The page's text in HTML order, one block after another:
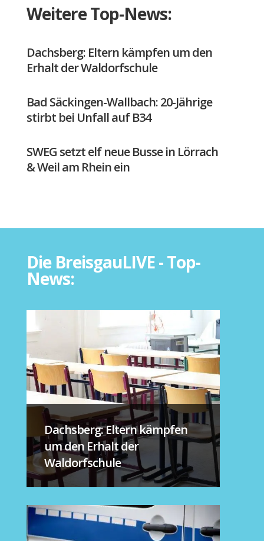
Weitere Top-News:
Dachsberg: Eltern kämpfen um den
Erhalt der Waldorfschule
Bad Säckingen-Wallbach: 20-Jährige
stirbt bei Unfall auf B34
SWEG setzt elf neue Busse in Lörrach
& Weil am Rhein ein
Die BreisgauLIVE - Top-
News:
Dachsberg: Eltern kämpfen
um den Erhalt der
Waldorfschule